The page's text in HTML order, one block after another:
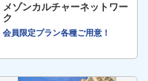
メゾンカルチャーネットワー
ク
会員限定プラン各種ご用意！